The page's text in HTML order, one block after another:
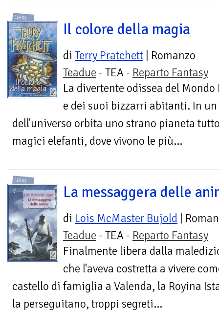
LIBRI
Il colore della magia
di Terry Pratchett | Romanzo
Teadue - TEA - Reparto Fantasy
La divertente odissea del Mondo
e dei suoi bizzarri abitanti. In
dell'universo orbita uno strano pianeta
magici elefanti, dove vivono le più...
LIBRI
La messaggera delle
di Lois McMaster Bujold |
Teadue - TEA - Reparto Fantasy
Finalmente libera dalla
che l'aveva costretta a vivere
castello di famiglia a Valenda, la Royina
la perseguitano, troppi segreti...